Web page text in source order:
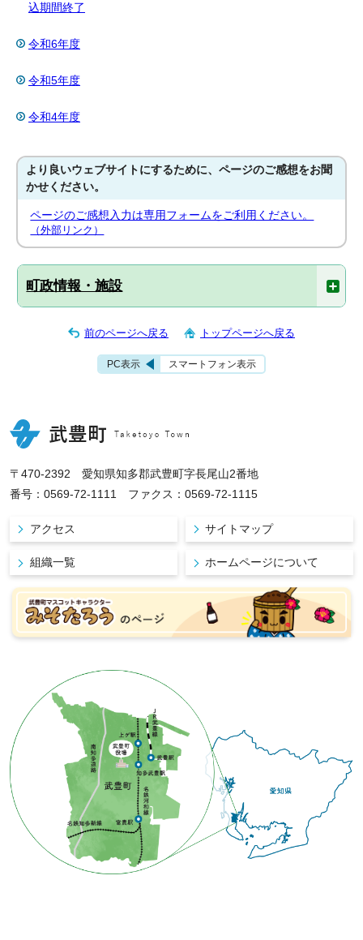
込期間終了
令和6年度
令和5年度
令和4年度
より良いウェブサイトにするために、ページのご感想をお聞
かせください。
ページのご感想入力は専用フォームをご利用ください。
（外部リンク）
町政情報・施設
前のページへ戻る トップページへ戻る
PC表示 スマートフォン表示
〒470-2392 愛知県知多郡武豊町字長尾山2番地
番号：0569-72-1111 ファクス：0569-72-1115
アクセス サイトマップ
組織一覧 ホームページについて